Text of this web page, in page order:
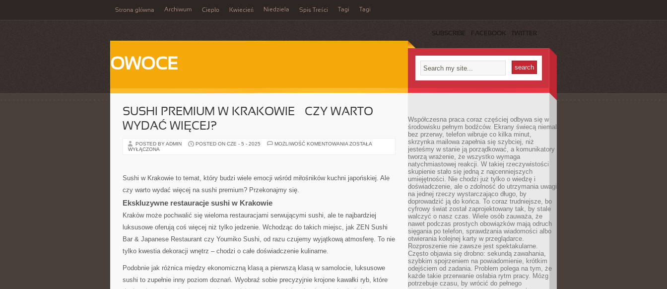
Strona główna Archiwum Ciepło Kwiecień Niedziela Spis Treści Tagi Tagi
SUBSCRIBE FACEBOOK TWITTER
OWOCE
SUSHI PREMIUM W KRAKOWIE – CZY WARTO
WYDAĆ WIĘCEJ?
POSTED BY ADMIN POSTED ON CZE - 5 - 2025 MOŻLIWOŚĆ KOMENTOWANIA SUSHI
WARTO
WYDAĆ
ZOSTAŁA
WYŁĄCZONA
Sushi w Krakowie to temat, który budzi wiele emocji wśród miłośników kuchni japońskiej. Ale
czy warto wydać więcej na sushi premium? Przekonajmy się.
Ekskluzywne restauracje sushi w Krakowie
Kraków może pochwalić się wieloma restauracjami serwującymi sushi, ale te najbardziej
luksusowe oferują coś więcej niż tylko jedzenie. Wchodząc do takich miejsc, jak ZEN Sushi
Bar & Japanese Restaurant czy Youmiko Sushi, od razu czujemy wyjątkową atmosferę. To nie
tylko kwestia dekoracji wnętrz – chodzi o całe doświadczenie kulinarne.
Podobnie jak różnica między ekonomiczną klasą a pierwszą klasą w samolocie, luksusowe
sushi to zupełnie inny poziom doznań. Wyobraź sobie precyzyjnie krojone kawałki ryb, które
Współczesna praca coraz częściej odbywa się w
środowisku pełnym bodźców. Ekrany świecą niemal
bez przerwy, telefon wibruje co kilka minut,
skrzynka mailowa zapełnia się szybciej, niż
jesteśmy w stanie ją porządkować, a komunikatory
tworzą wrażenie, że wszystko wymaga
natychmiastowej reakcji. W takiej rzeczywistości
skupienie stało się jedną z najcenniejszych
umiejętności. Nie chodzi już tylko o wiedzę i
doświadczenie, ale o zdolność do utrzymania uwagi
na jednej rzeczy wystarczająco długo, by
doprowadzić ją do końca. To coraz trudniejsze, bo
cyfrowy świat został zaprojektowany tak, by stale
walczyć o nasz czas. Wiele osób zauważa, że
nawet podczas prostych obowiązków mają odruch
sięgania po telefon, sprawdzania wiadomości albo
otwierania kolejnej karty w przeglądarce.
Rozproszenie nie zawsze jest spektakularne.
Często objawia się drobno: sekundą zawahania,
szybkim spojrzeniem na powiadomienie, krótkim
odejściem od zadania. Problem polega na tym, że
każde takie przerwanie osłabia rytm pracy. Mózg
potrzebuje czasu, by wrócić do pełnego